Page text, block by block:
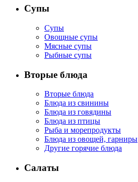
Супы
Супы
Овощные супы
Мясные супы
Рыбные супы
Вторые блюда
Вторые блюда
Блюда из свинины
Блюда из говядины
Блюда из птицы
Рыба и морепродукты
Блюда из овощей, гарниры
Другие горячие блюда
Салаты